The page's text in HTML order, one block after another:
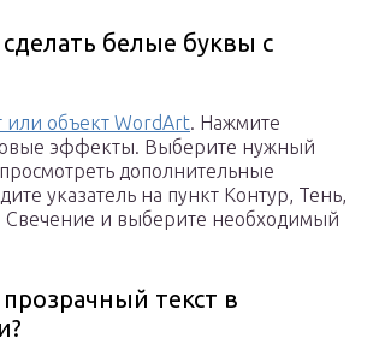
белые буквы с
или объект WordArt. Нажмите
эффекты. Выберите нужный
дополнительные
указатель на пункт Контур, Тень,
и выберите необходимый
прозрачный текст в